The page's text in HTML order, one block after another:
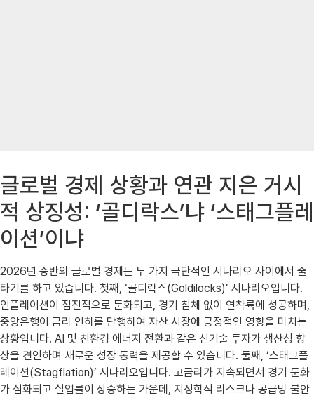
글로벌 경제 상황과 연관 지은 거시
적 상징성: ‘골디락스’냐 ‘스태그플레
이션’이냐
2026년 중반의 글로벌 경제는 두 가지 극단적인 시나리오 사이에서 줄
타기를 하고 있습니다. 첫째, ‘골디락스(Goldilocks)’ 시나리오입니다.
인플레이션이 점진적으로 둔화되고, 경기 침체 없이 연착륙에 성공하며,
중앙은행이 금리 인하를 단행하여 자산 시장에 긍정적인 영향을 미치는
상황입니다. AI 및 친환경 에너지 전환과 같은 신기술 투자가 생산성 향
상을 견인하며 새로운 성장 동력을 제공할 수 있습니다. 둘째, ‘스태그플
레이션(Stagflation)’ 시나리오입니다. 고금리가 지속되면서 경기 둔화
가 심화되고 실업률이 상승하는 가운데, 지정학적 리스크나 공급망 불안